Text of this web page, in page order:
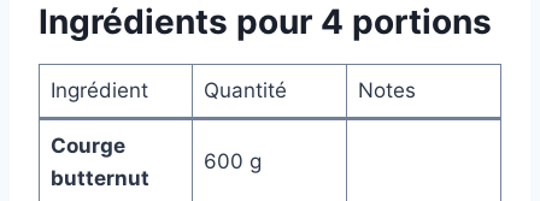
Ingrédients pour 4 portions
Ingrédient Quantité Notes
Courge
butternut
600 g